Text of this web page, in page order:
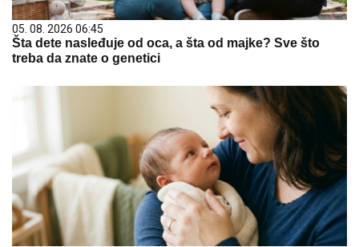
05. 08. 2026 06:45
Šta dete nasleđuje od oca, a šta od majke? Sve što
treba da znate o genetici